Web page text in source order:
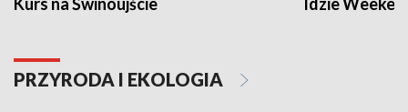
PRZYRODA I EKOLOGIA